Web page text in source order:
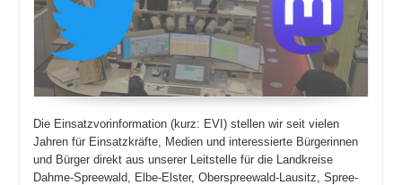
Die Einsatzvorinformation (kurz: EVI) stellen wir seit vielen
Jahren für Einsatzkräfte, Medien und interessierte Bürgerinnen
und Bürger direkt aus unserer Leitstelle für die Landkreise
Dahme-Spreewald, Elbe-Elster, Oberspreewald-Lausitz, Spree-